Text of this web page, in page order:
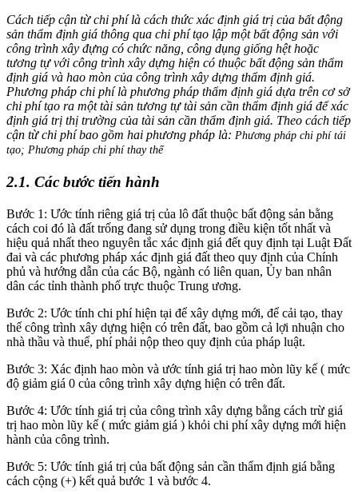
Cách tiếp cận từ chi phí là cách thức xác định giá trị của bất động
sản thẩm định giá thông qua chi phí tạo lập một bất động sản với
công trình xây đựng có chức năng, công dụng giống hệt hoặc
tương tự với công trình xây dựng hiện có thuộc bất động sản thẩm
định giá và hao mòn của công trình xây dựng thẩm định giá.
Phương pháp chi phí là phương pháp thẩm định giá dựa trên cơ sở
chi phí tạo ra một tài sản tương tự tài sản cần thẩm định giá để xác
định giá trị thị trường của tài sản cần thẩm định giá. Theo cách tiếp
cận từ chi phí bao gồm hai phương pháp là: Phương pháp chi phí tái
tạo; Phương pháp chi phí thay thế
2.1. Các bước tiến hành
Bước 1: Ước tính riêng giá trị của lô đất thuộc bất động sản bằng
cách coi đó là đất trống đang sử dụng trong điều kiện tốt nhất và
hiệu quả nhất theo nguyên tắc xác định giá đết quy định tại Luật Đất
đai và các phương pháp xác định giá đất theo quy định của Chính
phủ và hướng dẫn của các Bộ, ngành có liên quan, Ủy ban nhân
dân các tỉnh thành phố trực thuộc Trung ương.
Bước 2: Ước tính chi phí hiện tại để xây dựng mới, để cải tạo, thay
thế công trình xây dựng hiện có trên đất, bao gồm cả lợi nhuận cho
nhà thầu và thuế, phí phải nộp theo quy định của pháp luật.
Bước 3: Xác định hao mòn và ước tính giá trị hao mòn lũy kế ( mức
độ giảm giá 0 của công trình xây dựng hiện có trên đất.
Bước 4: Ước tính giá trị của công trình xây dựng bằng cách trừ giá
trị hao mòn lũy kế ( mức giảm giá ) khỏi chi phí xây dựng mới hiện
hành của công trình.
Bước 5: Ước tính giá trị của bất động sản cần thẩm định giá bằng
cách cộng (+) kết quả bước 1 và bước 4.